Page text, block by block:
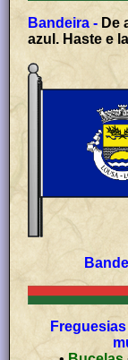
Bandeira - De
azul. Haste e